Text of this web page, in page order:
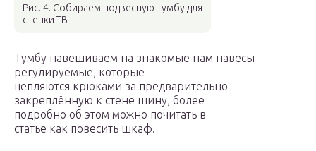
Рис. 4. Собираем подвесную тумбу для
стенки ТВ
Тумбу навешиваем на знакомые нам навесы
регулируемые, которые
цепляются крюками за предварительно
закреплённую к стене шину, более
подробно об этом можно почитать в
статье как повесить шкаф.